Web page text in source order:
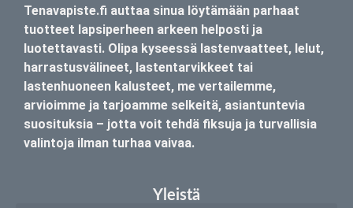
Tenavapiste.fi auttaa sinua löytämään parhaat
tuotteet lapsiperheen arkeen helposti ja
luotettavasti. Olipa kyseessä lastenvaatteet, lelut,
harrastusvälineet, lastentarvikkeet tai
lastenhuoneen kalusteet, me vertailemme,
arvioimme ja tarjoamme selkeitä, asiantuntevia
suosituksia – jotta voit tehdä fiksuja ja turvallisia
valintoja ilman turhaa vaivaa.
Yleistä